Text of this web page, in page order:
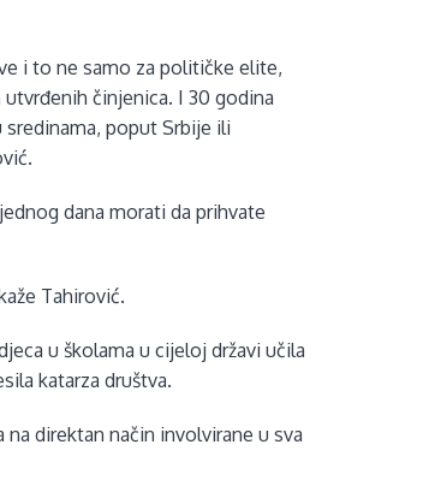
i to ne samo za političke elite,
činjenica. I 30 godina
poput Srbije ili
dana morati da prihvate
Tahirović.
u školama u cijeloj državi učila
katarza društva.
direktan način involvirane u sva